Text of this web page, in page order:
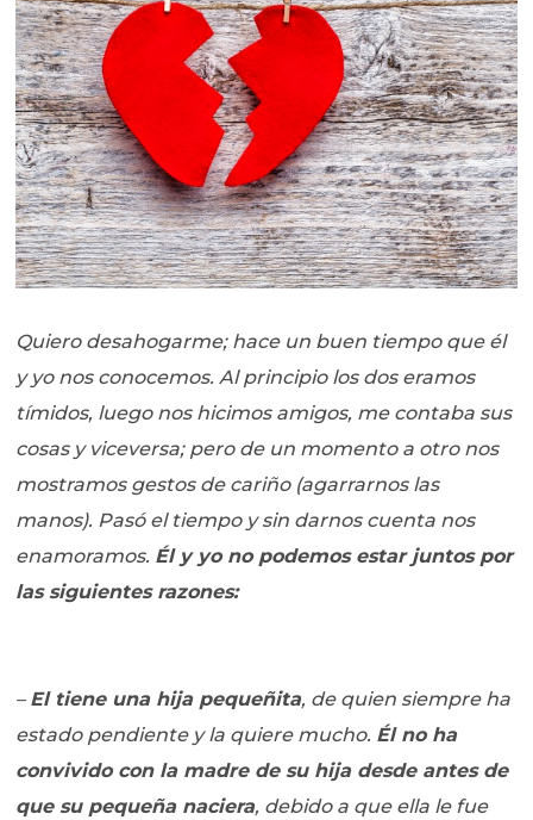
Quiero desahogarme; hace un buen tiempo que él
y yo nos conocemos. Al principio los dos eramos
tímidos, luego nos hicimos amigos, me contaba sus
cosas y viceversa; pero de un momento a otro nos
mostramos gestos de cariño (agarrarnos las
manos). Pasó el tiempo y sin darnos cuenta nos
enamoramos. Él y yo no podemos estar juntos por
las siguientes razones:
– El tiene una hija pequeñita, de quien siempre ha
estado pendiente y la quiere mucho. Él no ha
convivido con la madre de su hija desde antes de
que su pequeña naciera, debido a que ella le fue